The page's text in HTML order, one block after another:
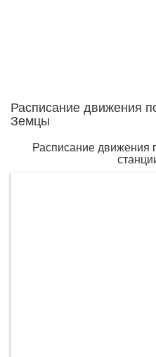
Расписание движения
Земцы
Расписание движения